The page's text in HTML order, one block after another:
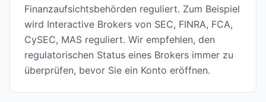
Finanzaufsichtsbehörden reguliert. Zum Beispiel
wird Interactive Brokers von SEC, FINRA, FCA,
CySEC, MAS reguliert. Wir empfehlen, den
regulatorischen Status eines Brokers immer zu
überprüfen, bevor Sie ein Konto eröffnen.